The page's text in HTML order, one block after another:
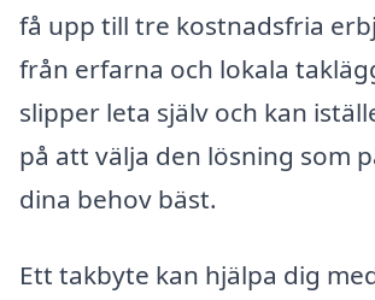
få upp till tre kostnadsfria
från erfarna och lokala
slipper leta själv och kan
på att välja den lösning som
dina behov bäst.
Ett takbyte kan hjälpa dig